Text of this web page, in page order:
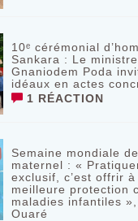
10ᵉ cérémonial
Sankara : Le
Gnaniodem Poda
idéaux en actes
1 RÉACTION
Semaine mondiale
maternel : «
exclusif, c’est offrir
meilleure protection
maladies infantiles
Ouaré